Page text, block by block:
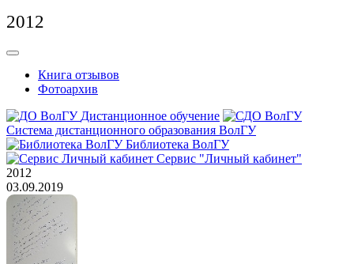
2012
Книга отзывов
Фотоархив
Дистанционное обучение
Система дистанционного образования ВолГУ
Библиотека ВолГУ
Сервис "Личный кабинет"
2012
03.09.2019